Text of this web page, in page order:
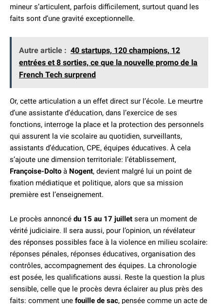
mineur s’articulent, parfois difficilement, surtout quand les
faits sont d’une gravité exceptionnelle.
Autre article : 40 startups, 120 champions, 12
entrées et 8 sorties, ce que la nouvelle promo de la
French Tech surprend
Or, cette articulation a un effet direct sur l’école. Le meurtre
d’une assistante d’éducation, dans l’exercice de ses
fonctions, interroge la place et la protection des personnels
qui assurent la vie scolaire au quotidien, surveillants,
assistants d’éducation, CPE, équipes éducatives. À cela
s’ajoute une dimension territoriale: l’établissement,
Françoise-Dolto à Nogent, devient malgré lui un point de
fixation médiatique et politique, alors que sa mission
première est l’enseignement.
Le procès annoncé du 15 au 17 juillet sera un moment de
vérité judiciaire. Il sera aussi, pour l’opinion, un révélateur
des réponses possibles face à la violence en milieu scolaire:
réponses pénales, réponses éducatives, organisation des
contrôles, accompagnement des équipes. La chronologie
est posée, les qualifications aussi. Reste la question la plus
sensible, celle que le procès devra éclairer au plus près des
faits: comment une fouille de sac, pensée comme un acte de